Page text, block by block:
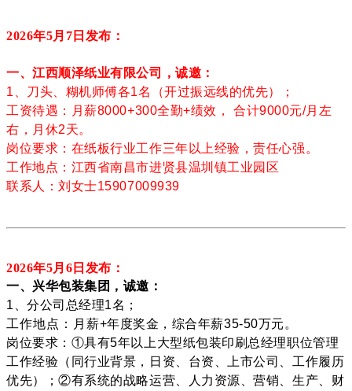
2026年5月7 日发布：
一、江西顺泽纸业有限公司，诚邀：
1、刀头、糊机师傅各1名（开过振远线的优先）；
工资待遇：月薪8000+300全勤+绩效， 合计9000元/月左
右，月休2天。
岗位要求：在纸板行业工作三年以上经验，责任心强。
工作地点：江西省南昌市进贤县温圳镇工业园区
联系人：刘女士15907009939
2026年5月6 日发布：
一、兴华包装集团，诚邀：
1、分公司总经理1名；
工作地点：月薪+年度奖金，综合年薪35-50万元。
岗位要求：①具有5年以上大型纸包装印刷总经理职位管理
工作经验（同行业背景，日资、台资、上市公司、工作履历
优先）；②有系统的战略运营、人力资源、营销、生产、财